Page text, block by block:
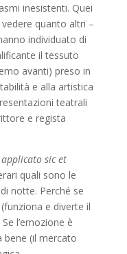
inesistenti. Quei
quanto altri –
individuato di
il tessuto
avanti) preso in
e alla artistica
teatrali
e regista
applicato sic et
quali sono le
notte. Perché se
e diverte il
l’emozione è
(il mercato